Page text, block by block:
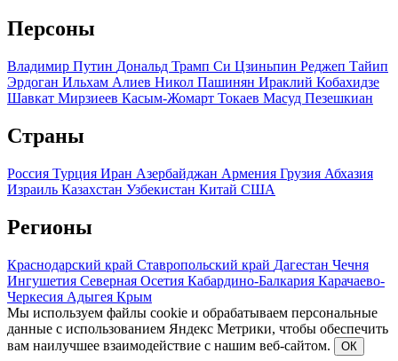
Персоны
Владимир Путин Дональд Трамп Си Цзиньпин Реджеп Тайип
Эрдоган Ильхам Алиев Никол Пашинян Ираклий Кобахидзе
Шавкат Мирзиеев Касым-Жомарт Токаев Масуд Пезешкиан
Страны
Россия Турция Иран Азербайджан Армения Грузия Абхазия
Израиль Казахстан Узбекистан Китай США
Регионы
Краснодарский край Ставропольский край Дагестан Чечня
Ингушетия Северная Осетия Кабардино-Балкария Карачаево-
Черкесия Адыгея Крым
Мы используем файлы cookie и обрабатываем персональные
данные с использованием Яндекс Метрики, чтобы обеспечить
вам наилучшее взаимодействие с нашим веб-сайтом.
ОК